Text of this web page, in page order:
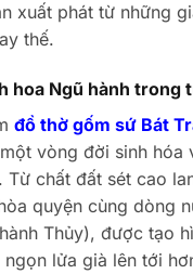
xuất phát từ những
thế.
hoa Ngũ hành trong
đồ thờ gốm sứ Bát
vòng đời sinh hóa
Từ chất đất sét cao
quyện cùng dòng
Thủy), được tạo
ngọn lửa già lên tới